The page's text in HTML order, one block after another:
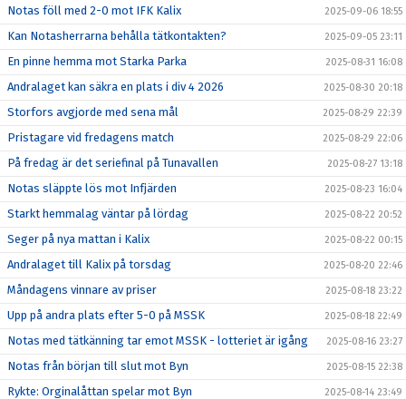
Notas föll med 2-0 mot IFK Kalix 2025-09-06 18:55
Kan Notasherrarna behålla tätkontakten? 2025-09-05 23:11
En pinne hemma mot Starka Parka 2025-08-31 16:08
Andralaget kan säkra en plats i div 4 2026 2025-08-30 20:18
Storfors avgjorde med sena mål 2025-08-29 22:39
Pristagare vid fredagens match 2025-08-29 22:06
På fredag är det seriefinal på Tunavallen 2025-08-27 13:18
Notas släppte lös mot Infjärden 2025-08-23 16:04
Starkt hemmalag väntar på lördag 2025-08-22 20:52
Seger på nya mattan i Kalix 2025-08-22 00:15
Andralaget till Kalix på torsdag 2025-08-20 22:46
Måndagens vinnare av priser 2025-08-18 23:22
Upp på andra plats efter 5-0 på MSSK 2025-08-18 22:49
Notas med tätkänning tar emot MSSK - lotteriet är igång 2025-08-16 23:27
Notas från början till slut mot Byn 2025-08-15 22:38
Rykte: Orginalåttan spelar mot Byn 2025-08-14 23:49